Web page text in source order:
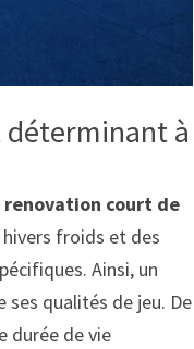
à
renovation court de
froids et des
Ainsi, un
qualités de jeu. De
durée de vie